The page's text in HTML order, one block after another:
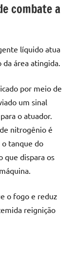
combate a
líquido atua
área atingida.
por meio de
um sinal
o atuador.
nitrogênio é
o tanque do
que dispara os
o fogo e reduz
reignição